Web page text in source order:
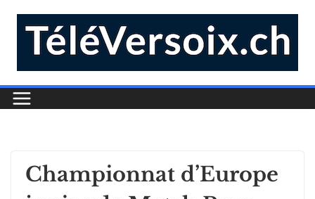
Championnat d’Europe